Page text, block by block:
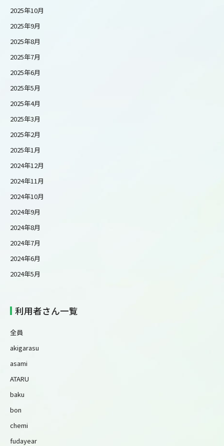
2025年10月
2025年9月
2025年8月
2025年7月
2025年6月
2025年5月
2025年4月
2025年3月
2025年2月
2025年1月
2024年12月
2024年11月
2024年10月
2024年9月
2024年8月
2024年7月
2024年6月
2024年5月
利用者さん一覧
全員
akigarasu
asami
ATARU
baku
bon
chemi
fudayear